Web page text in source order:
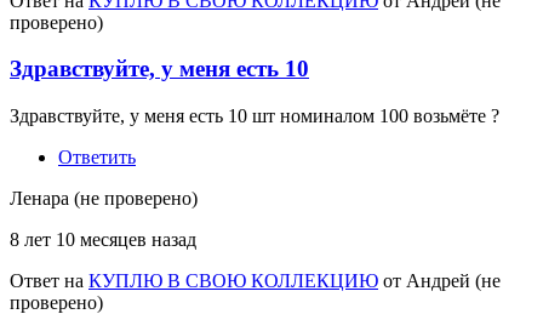
проверено)
Здравствуйте, у меня есть 10
Здравствуйте, у меня есть 10 шт номиналом 100 возьмёте ?
Ответить
Ленара (не проверено)
8 лет 10 месяцев назад
Ответ на КУПЛЮ В СВОЮ КОЛЛЕКЦИЮ от Андрей (не
проверено)